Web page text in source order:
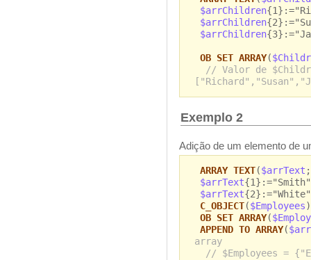
$arrChildren
$arrChildren
$arrChildren
OB SET ARRAY(
// Valor de
Exemplo 2
Adição de um elemento de
ARRAY TEXT($arrText
$arrText{1}:="Smith"
$arrText{2}:="White"
C_OBJECT($Employees)
OB SET ARRAY(
APPEND TO ARRAY(
array
// $Employees =